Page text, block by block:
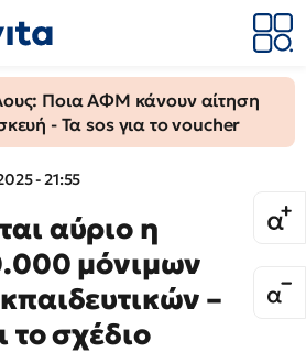
Ποια ΑΦΜ κάνουν αίτηση
- Τα sos για το voucher
- 21:55
αύριο η
μόνιμων
–
το σχέδιο